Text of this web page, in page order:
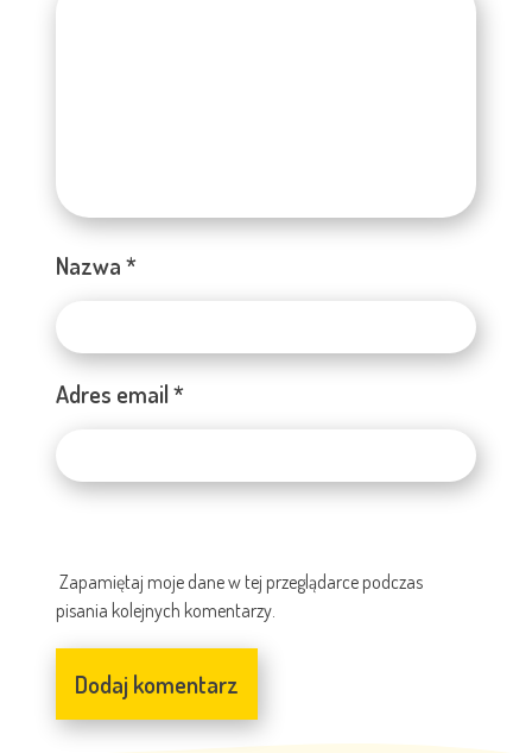
Nazwa*
Adres email*
Zapamiętaj moje dane w tej przeglądarce podczas
pisania kolejnych komentarzy.